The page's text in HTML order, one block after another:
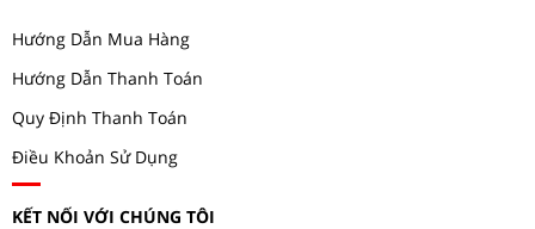
Hướng Dẫn Mua Hàng
Hướng Dẫn Thanh Toán
Quy Định Thanh Toán
Điều Khoản Sử Dụng
KẾT NỐI VỚI CHÚNG TÔI